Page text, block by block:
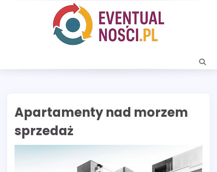
Apartamenty nad morzem
sprzedaż